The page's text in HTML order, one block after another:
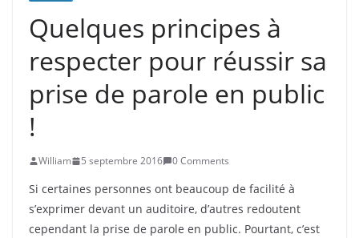
Quelques principes à
respecter pour réussir sa
prise de parole en public
!
William 5 septembre 2016 0 Comments
Si certaines personnes ont beaucoup de facilité à
s’exprimer devant un auditoire, d’autres redoutent
cependant la prise de parole en public. Pourtant, c’est